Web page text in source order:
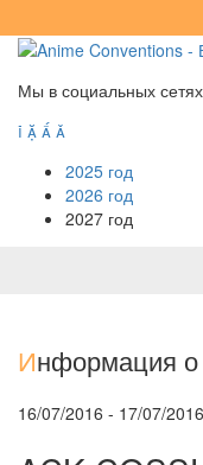
Мы в социальных сетях
   
2025 год
2026 год
2027 год
Информация о
16/07/2016 - 17/07/